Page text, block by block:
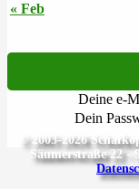
« Feb
Deine e-
Dein
© 2003-2026
Säumerstraße 22